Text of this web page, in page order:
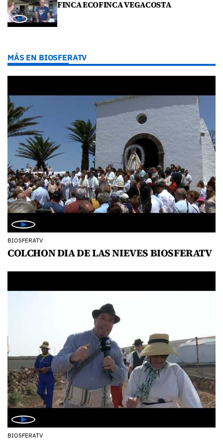
FINCA ECOFINCA VEGACOSTA
MÁS EN BIOSFERATV
BIOSFERATV
COLCHON DIA DE LAS NIEVES BIOSFERATV
BIOSFERATV